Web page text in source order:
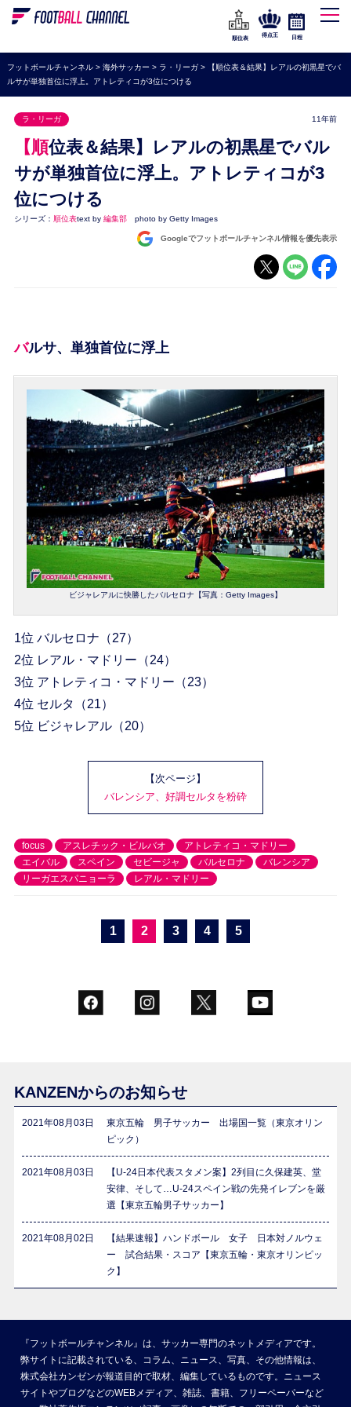
WEリーグ
海外サッカー
プレミアリーグ
ラ・リーガ
セリエA
ブンデスリーガ
UEFA
ナショナルチーム
順位表
得点王 日程
フットボールチャンネル> 海外サッカー > ラ・リーガ>
【順位表＆結果】レアルの初黒星でバ
ルサが単独首位に浮上。アトレティコが3位につける
ラ・リーガ 11年前
【順位表＆結果】レアルの初黒星でバル
サが単独首位に浮上。アトレティコが3
位につける
シリーズ： 順位表text by 編集部 photo by Getty Images
Googleでフットボールチャンネル情報を優先表示
バルサ、単独首位に浮上
ビジャレアルに快勝したバルセロナ【写真：Getty Images】
1位 バルセロナ（27）
2位 レアル・マドリー（24）
3位 アトレティコ・マドリー（23）
4位 セルタ（21）
5位 ビジャレアル（20）
【次ページ】
バレンシア、好調セルタを粉砕
focus アスレチック・ビルバオ
アトレティコ・マドリー
エイバル
スペイン セビージャ バルセロナ
バレンシア
リーガエスパニョーラ
レアル・マドリー
1 2 3 4 5
KANZENからのお知らせ
2021年08月03日
東京五輪 男子サッカー 出場国一覧（東京オリン
ピック）
2021年08月03日
【U-24日本代表スタメン案】2列目に久保建英、堂
安律、そして…U-24スペイン戦の先発イレブンを厳
選【東京五輪男子サッカー】
2021年08月02日
【結果速報】ハンドボール 女子 日本対ノルウェ
ー 試合結果・スコア【東京五輪・東京オリンピッ
ク】
『フットボールチャンネル』は、サッカー専門のネットメディアです。
弊サイトに記載されている、コラム、ニュース、写真、その他情報は、
株式会社カンゼンが報道目的で取材、編集しているものです。ニュース
サイトやブログなどのWEBメディア、雑誌、書籍、フリーペーパーなど